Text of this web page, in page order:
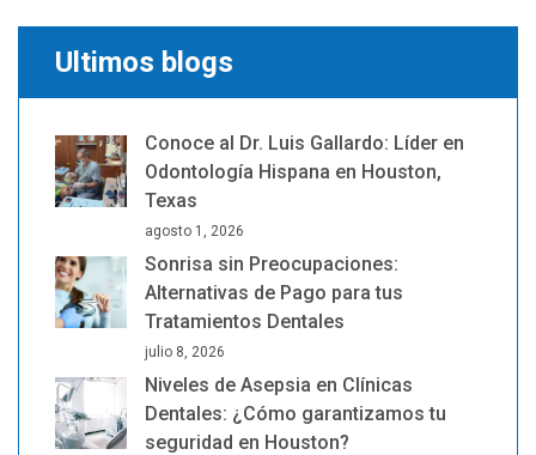
Ultimos blogs
Conoce al Dr. Luis Gallardo: Líder en
Odontología Hispana en Houston,
Texas
agosto 1, 2026
Sonrisa sin Preocupaciones:
Alternativas de Pago para tus
Tratamientos Dentales
julio 8, 2026
Niveles de Asepsia en Clínicas
Dentales: ¿Cómo garantizamos tu
seguridad en Houston?